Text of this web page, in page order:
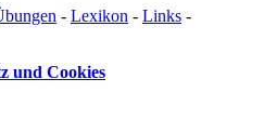
- Lexikon - Links -
und Cookies